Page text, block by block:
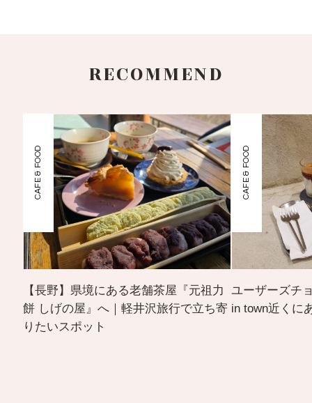
RECOMMEND
CAFE & FOOD
【長野】県境にある老舗茶屋『元祖力
餅 しげの屋』へ｜軽井沢旅行で立ち寄
りたいスポット
CAFE & FOOD
ユーザーズチ
in town近くに